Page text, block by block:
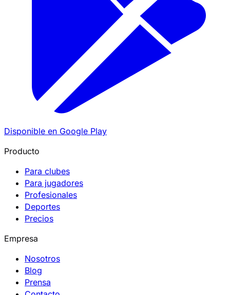
Disponible en Google Play
Producto
Para clubes
Para jugadores
Profesionales
Deportes
Precios
Empresa
Nosotros
Blog
Prensa